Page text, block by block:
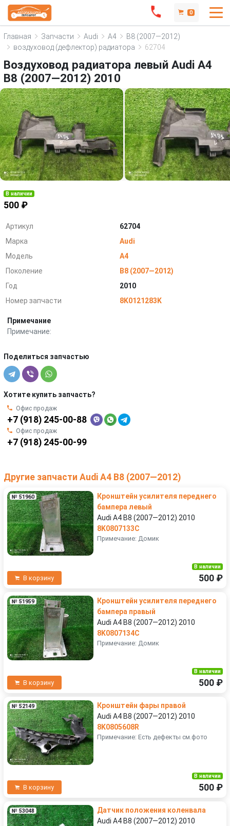
0
Главная Запчасти Audi A4
B8 (2007—2012)
воздуховод (дефлектор) радиатора
62704
Воздуховод радиатора левый Audi A4
B8 (2007—2012) 2010
В наличии
500 ₽
Артикул
62704
Марка
Audi
Модель
A4
Поколение
B8 (2007—2012)
Год
2010
Номер запчасти
8K0121283K
Примечание
Примечание:
Поделиться запчастью
Хотите купить запчасть?
Офис продаж
+7 (918) 245-00-88
Офис продаж
+7 (918) 245-00-99
Другие запчасти Audi A4 B8 (2007—2012)
№ 51960
Кронштейн усилителя переднего
бампера левый
Audi A4 B8 (2007—2012) 2010
8K0807133C
Примечание: Домик
В корзину
В наличии
500 ₽
№ 51959
Кронштейн усилителя переднего
бампера правый
Audi A4 B8 (2007—2012) 2010
8K0807134C
Примечание: Домик
В корзину
В наличии
500 ₽
№ 52149
Кронштейн фары правой
Audi A4 B8 (2007—2012) 2010
8K0805608R
Примечание: Есть дефекты см.фото
В корзину
В наличии
500 ₽
№ 53048
Датчик положения коленвала
Audi A4 B8 (2007—2012) 2010